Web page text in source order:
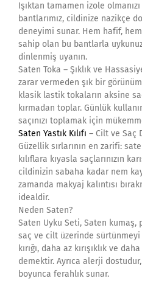
Işıktan tamamen izole
bantlarımız, cildinize nazikçe
deneyimi sunar. Hem hafif,
sahip olan bu bantlarla
dinlenmiş uyanın.
Saten Toka – Şıklık ve
zarar vermeden şık bir
klasik lastik tokaların aksine
kırmadan toplar. Günlük
saçınızı toplamak için
Saten Yastık Kılıfı – Cilt ve Saç
Güzellik sırlarının en zarifi:
kılıflara kıyasla saçlarınızın
cildinizin sabaha kadar nem
zamanda makyaj kalıntısı
idealdir.
Neden Saten?
Saten Uyku Seti, Saten kumaş,
saç ve cilt üzerinde sürtünmeyi
kırığı, daha az kırışıklık ve
demektir. Ayrıca alerji
boyunca ferahlık sunar.